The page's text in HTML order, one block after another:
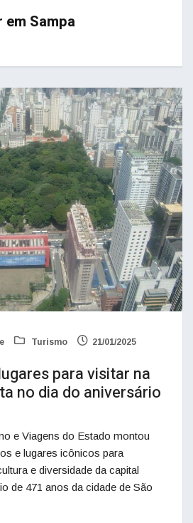
Sampa
Turismo 21/01/2025
para visitar na
no dia do aniversário
e Viagens do Estado montou
e lugares icônicos para
e diversidade da capital
de 471 anos da cidade de São